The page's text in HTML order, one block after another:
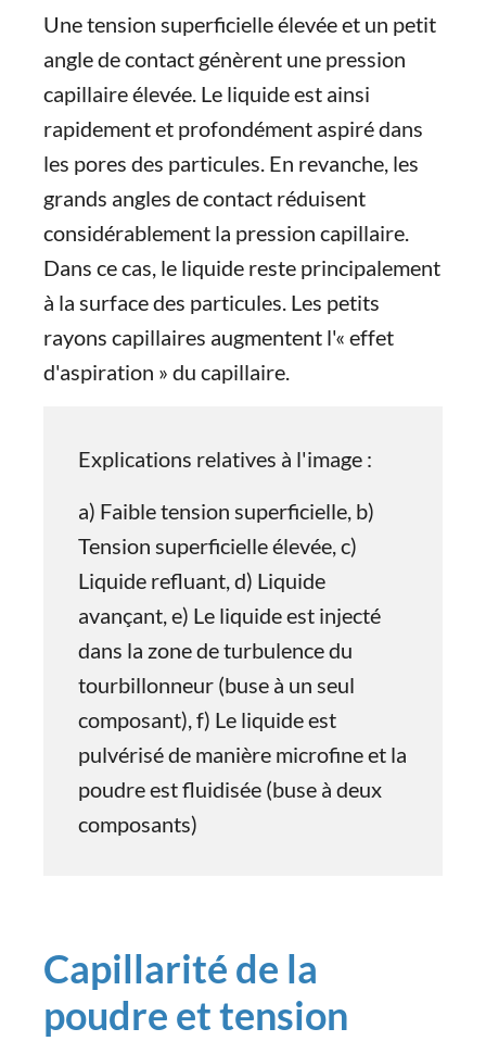
Une tension superficielle élevée et un petit
angle de contact génèrent une pression
capillaire élevée. Le liquide est ainsi
rapidement et profondément aspiré dans
les pores des particules. En revanche, les
grands angles de contact réduisent
considérablement la pression capillaire.
Dans ce cas, le liquide reste principalement
à la surface des particules. Les petits
rayons capillaires augmentent l'« effet
d'aspiration » du capillaire.
Explications relatives à l'image :
a) Faible tension superficielle, b)
Tension superficielle élevée, c)
Liquide refluant, d) Liquide
avançant, e) Le liquide est injecté
dans la zone de turbulence du
tourbillonneur (buse à un seul
composant), f) Le liquide est
pulvérisé de manière microfine et la
poudre est fluidisée (buse à deux
composants)
Capillarité de la
poudre et tension